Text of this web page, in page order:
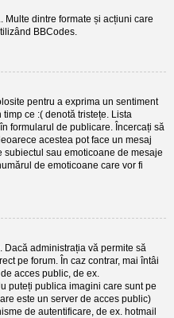
Multe dintre formate și acțiuni care
BBCodes.
pentru a exprima un sentiment
ce :( denotă tristețe. Lista
formularul de publicare. Încercați să
acestea pot face un mesaj
subiectul sau emoticoane de mesaje
de emoticoane care vor fi
Dacă administrația vă permite să
pe forum. În caz contrar, mai întâi
acces public, de ex.
puteți publica imagini care sunt pe
este un server de acces public)
de autentificare, de ex. hotmail